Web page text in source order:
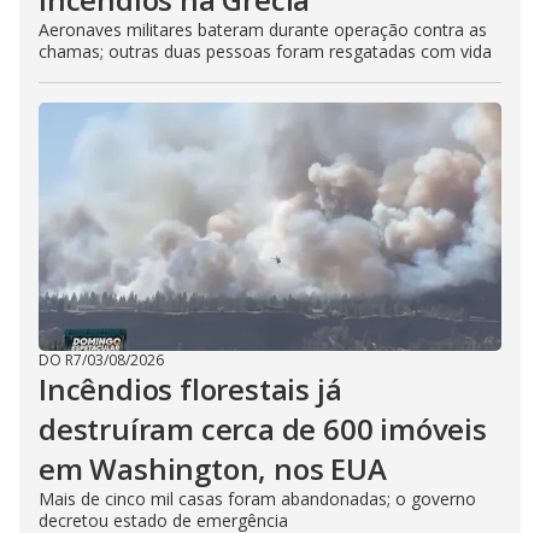
Aeronaves militares bateram durante operação contra as
chamas; outras duas pessoas foram resgatadas com vida
DO R7/03/08/2026
Incêndios florestais já
destruíram cerca de 600 imóveis
em Washington, nos EUA
Mais de cinco mil casas foram abandonadas; o governo
decretou estado de emergência